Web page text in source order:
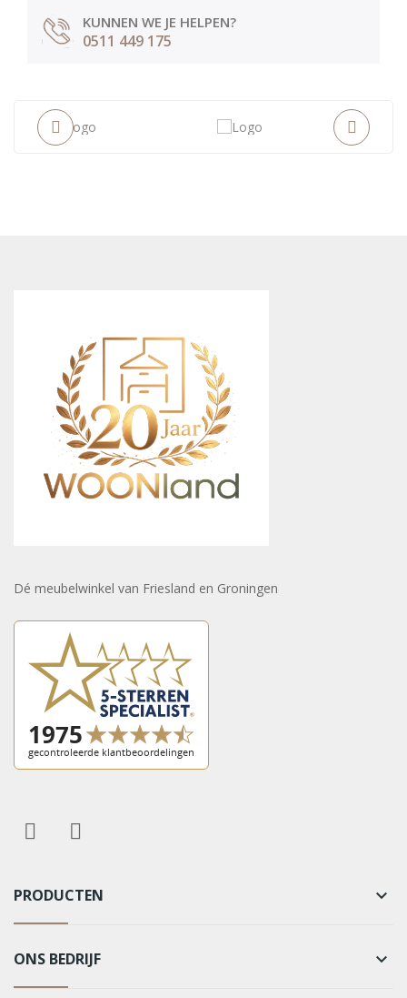
KUNNEN WE JE HELPEN?
0511 449 175
Dé meubelwinkel van Friesland en Groningen
PRODUCTEN keyboard_arrow_down
ONS BEDRIJF keyboard_arrow_down